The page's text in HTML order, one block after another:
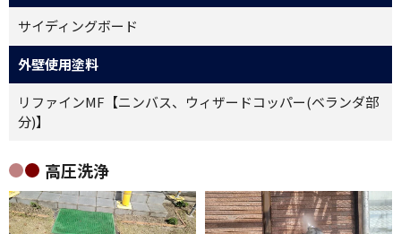
サイディングボード
外壁使用塗料
リファインMF【ニンバス、ウィザードコッパー(ベランダ部
分)】
高圧洗浄